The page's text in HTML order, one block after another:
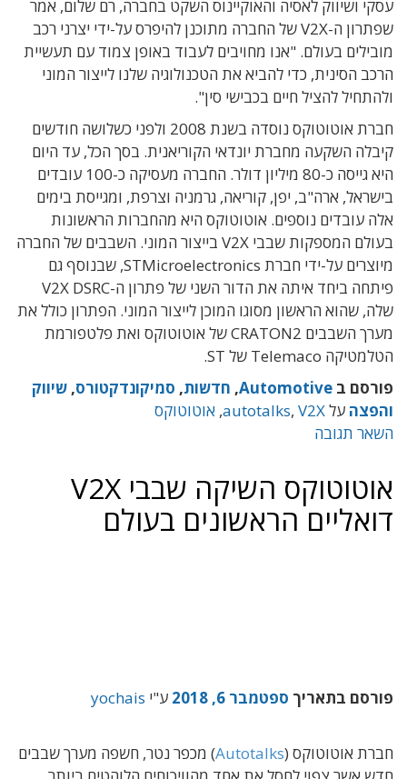
עסקי ושיווק לאסיה והאוקיינוס השקט בחברה, רם שלום, אמר
שפתרון ה-V2X של החברה מתוכנן להיפרס על-ידי יצרני רכב
מובילים בעולם. "אנו מחויבים לעבוד באופן צמוד עם תעשיית
הרכב הסינית, כדי להביא את הטכנולוגיה שלנו לייצור המוני
ולהתחיל להציל חיים בכבישי סין".
חברת אוטוטוקס נוסדה בשנת 2008 ולפני כשלושה חודשים
קיבלה השקעה מחברת יונדאי הקוריאנית. בסך הכל, עד היום
היא גייסה כ-80 מיליון דולר. החברה מעסיקה כ-100 עובדים
בישראל, ארה"ב, יפן, קוריאה, גרמניה וצרפת, ומגייסת בימים
אלה עובדים נוספים. אוטוטוקס היא מהחברות הראשונות
בעולם המספקות שבבי V2X בייצור המוני. השבבים של החברה
מיוצרים על-ידי חברת STMicroelectronics, שבנוסף גם
פיתחה ביחד איתה את הדור השני של פתרון ה-V2X DSRC
שלה, שהוא הראשון מסוגו המוכן לייצור המוני. הפתרון כולל את
מערך השבבים CRATON2 של אוטוטוקס ואת פלטפורמת
הטלמטיקה Telemaco של ST.
פורסם ב Automotive
, חדשות, סמיקונדקטורס, שיווק
והפצה על autotalks, V2X
, אוטוטוקס
השאר תגובה
אוטוטוקס השיקה שבבי V2X
דואליים הראשונים בעולם
פורסם בתאריך ספטמבר 6, 2018 ע"י yochais
חברת אוטוטוקס (Autotalks) מכפר נטר, חשפה מערך שבבים